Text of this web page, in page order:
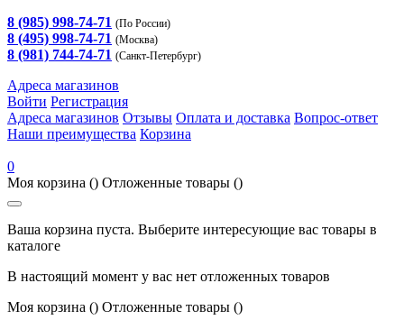
8 (985) 998-74-71 (По России)
8 (495) 998-74-71 (Москва)
8 (981) 744-74-71 (Санкт-Петербург)
Адреса магазинов
Войти Регистрация
Адреса магазинов Отзывы Оплата и доставка Вопрос-ответ
Наши преимущества Корзина
0
Моя корзина () Отложенные товары ()
Ваша корзина пуста. Выберите интересующие вас товары в
каталоге
В настоящий момент у вас нет отложенных товаров
Моя корзина () Отложенные товары ()